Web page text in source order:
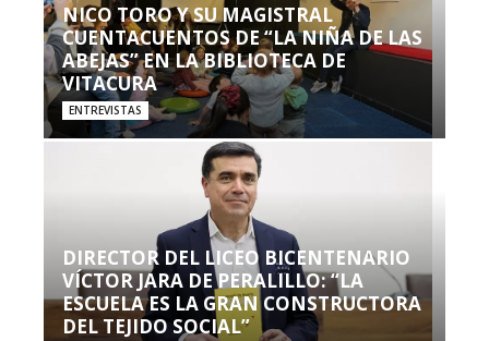
NICO TORO Y SU MAGISTRAL
CUENTACUENTOS DE “LA NIÑA DE LAS
ABEJAS” EN LA BIBLIOTECA DE
VITACURA
ENTREVISTAS
DIRECTOR DEL LICEO BICENTENARIO
VÍCTOR JARA DE PERALILLO: “LA
ESCUELA ES LA GRAN CONSTRUCTORA
DEL TEJIDO SOCIAL”